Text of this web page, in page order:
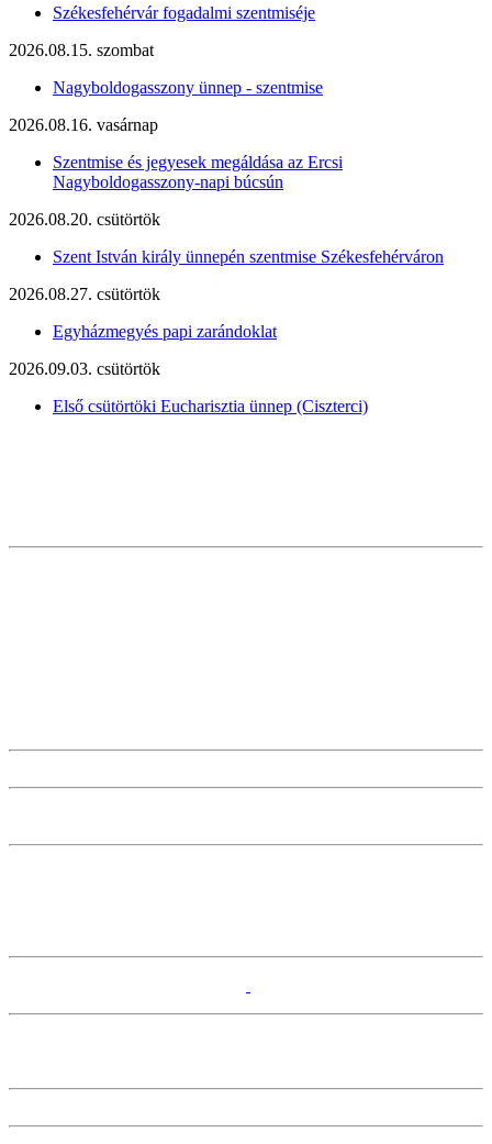
Székesfehérvár fogadalmi szentmiséje
2026.08.15. szombat
Nagyboldogasszony ünnep - szentmise
2026.08.16. vasárnap
Szentmise és jegyesek megáldása az Ercsi
Nagyboldogasszony-napi búcsún
2026.08.20. csütörtök
Szent István király ünnepén szentmise Székesfehérváron
2026.08.27. csütörtök
Egyházmegyés papi zarándoklat
2026.09.03. csütörtök
Első csütörtöki Eucharisztia ünnep (Ciszterci)